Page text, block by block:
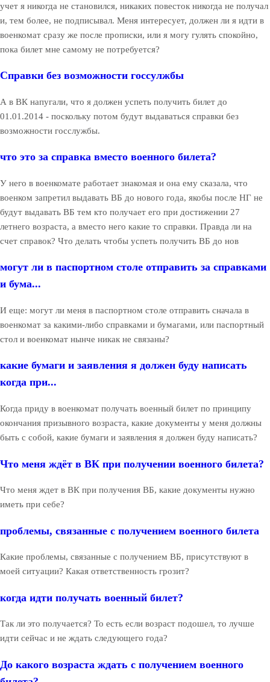
учет я никогда не становился, никаких повесток никогда не получал
и, тем более, не подписывал. Меня интересует, должен ли я идти в
военкомат сразу же после прописки, или я могу гулять спокойно,
пока билет мне самому не потребуется?
Справки без возможности госсулжбы
А в ВК напугали, что я должен успеть получить билет до
01.01.2014 - поскольку потом будут выдаваться справки без
возможности госслужбы.
что это за справка вместо военного билета?
У него в военкомате работает знакомая и она ему сказала, что
военком запретил выдавать ВБ до нового года, якобы после НГ не
будут выдавать ВБ тем кто получает его при достижении 27
летнего возраста, а вместо него какие то справки. Правда ли на
счет справок? Что делать чтобы успеть получить ВБ до нов
могут ли в паспортном столе отправить за справками
и бума...
И еще: могут ли меня в паспортном столе отправить сначала в
военкомат за какими-либо справками и бумагами, или паспортный
стол и военкомат нынче никак не связаны?
какие бумаги и заявления я должен буду написать
когда при...
Когда приду в военкомат получать военный билет по принципу
окончания призывного возраста, какие документы у меня должны
быть с собой, какие бумаги и заявления я должен буду написать?
Что меня ждёт в ВК при получении военного билета?
Что меня ждет в ВК при получения ВБ, какие документы нужно
иметь при себе?
проблемы, связанные с получением военного билета
Какие проблемы, связанные с получением ВБ, присутствуют в
моей ситуации? Какая ответственность грозит?
когда идти получать военный билет?
Так ли это получается? То есть если возраст подошел, то лучше
идти сейчас и не ждать следующего года?
До какого возраста ждать с получением военного